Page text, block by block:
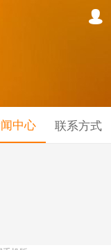
中心 联系方式